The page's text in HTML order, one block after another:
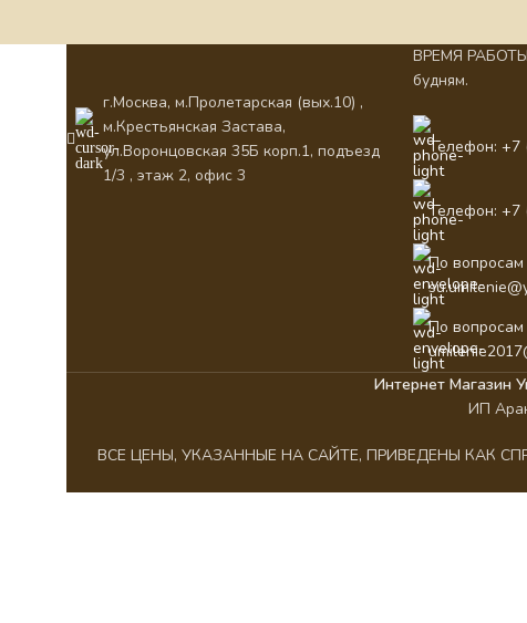
г.Москва, м.Пролетарская (вых.10) ,
м.Крестьянская Застава,
ул.Воронцовская 35Б корп.1, подъезд
1/3 , этаж 2, офис 3
ВРЕМЯ
будням.
Телефон: +7
Телефон: +7
По вопросам
По вопросам
Интернет Магазин
ИП
ВСЕ ЦЕНЫ, УКАЗАННЫЕ НА САЙТЕ, ПРИВЕДЕНЫ КАК